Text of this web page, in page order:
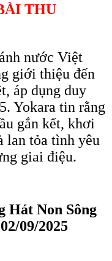
THU
nước Việt
giới thiệu đến
áp dụng duy
Yokara tin rằng
gắn kết, khơi
lan tỏa tình yêu
giai điệu.
Hát Non Sông
02/09/2025